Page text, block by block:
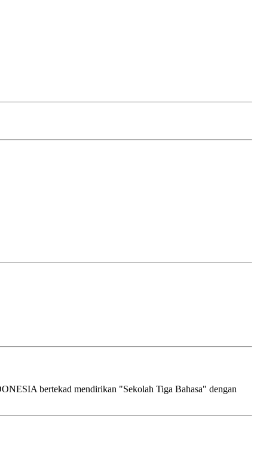
bertekad mendirikan "Sekolah Tiga Bahasa" dengan